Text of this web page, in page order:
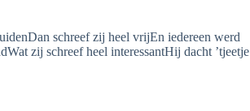
schreef zij heel vrijEn iedereen werd
zij schreef heel interessantHij dacht ’tjeetje